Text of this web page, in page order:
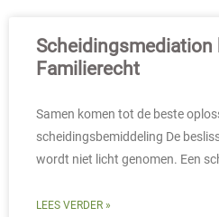
Scheidingsmediation
Familierecht
Samen komen tot de beste
scheidingsbemiddeling De
wordt niet licht genomen. Een
LEES VERDER »